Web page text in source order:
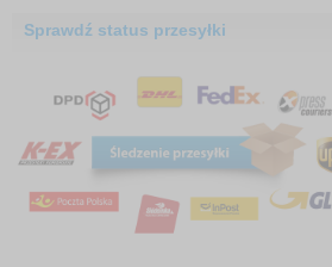
Sprawdź status przesyłki